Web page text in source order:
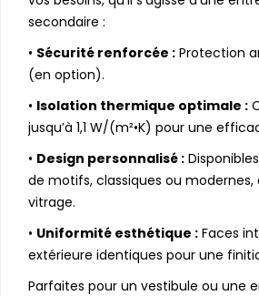
secondaire :
• Sécurité renforcée : Protection
(en option).
• Isolation thermique optimale :
jusqu’à 1,1 W/(m²•K) pour une
• Design personnalisé :
de motifs, classiques ou modernes,
vitrage.
• Uniformité esthétique : Faces
extérieure identiques pour une
Parfaites pour un vestibule ou une